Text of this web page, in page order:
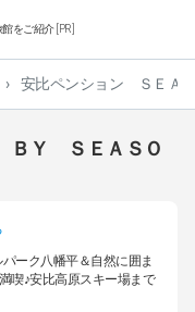
をご紹介 [PR]
› 安比ペンション ＳＥＡ
ＢＹ ＳＥＡＳＯ
ーク八幡平＆自然に囲ま
喫♪安比高原スキー場まで